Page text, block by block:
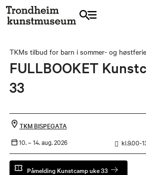
TKMs tilbud for barn i sommer- og
FULLBOOKET
33
TKM BISPEGATA
10. – 14. aug. 2026 kl.9.00-
Påmelding Kunstcamp uke 33